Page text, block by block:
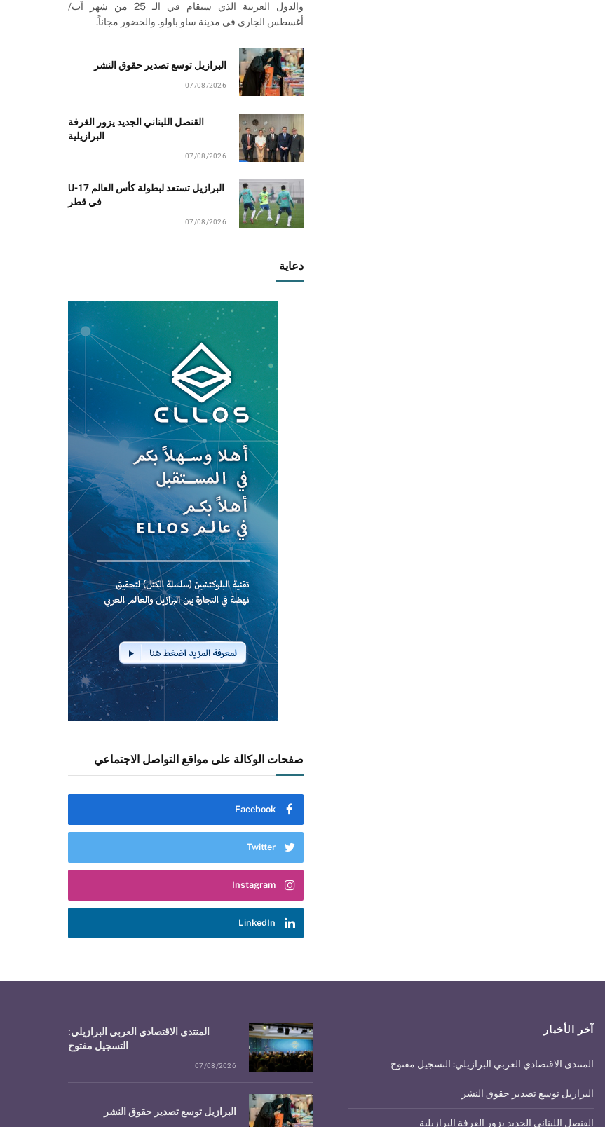
والدول العربية الذي سيقام في الـ 25 من شهر آب/
أغسطس الجاري في مدينة ساو باولو. والحضور مجاناً.
البرازيل توسع تصدير حقوق النشر
07/08/2026
القنصل اللبناني الجديد يزور الغرفة
البرازيلية
07/08/2026
البرازيل تستعد لبطولة كأس العالم U-17
في قطر
07/08/2026
دعاية
صفحات الوكالة على مواقع التواصل الاجتماعي
Facebook
Twitter
Instagram
LinkedIn
آخر الأخبار
المنتدى الاقتصادي العربي البرازيلي: التسجيل مفتوح
البرازيل توسع تصدير حقوق النشر
القنصل اللبناني الجديد يزور الغرفة البرازيلية
المنتدى الاقتصادي العربي البرازيلي:
التسجيل مفتوح
07/08/2026
البرازيل توسع تصدير حقوق النشر